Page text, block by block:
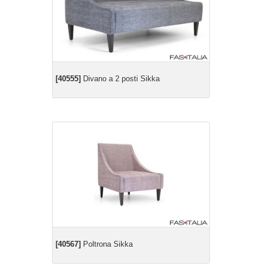
[40555] Divano a 2 posti Sikka
[40567] Poltrona Sikka